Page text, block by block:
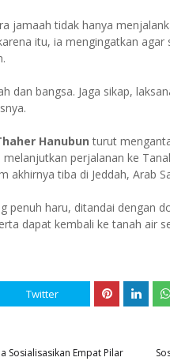
jamaah tidak hanya
itu, ia mengingatkan
dan bangsa. Jaga sikap,
Hanubunturut
perjalanan ke
akhirnya tiba di Jeddah, Arab
penuh haru, ditandai dengan
dapat kembali ke tanah air
Twitter
Sosialisasikan Empat Pilar